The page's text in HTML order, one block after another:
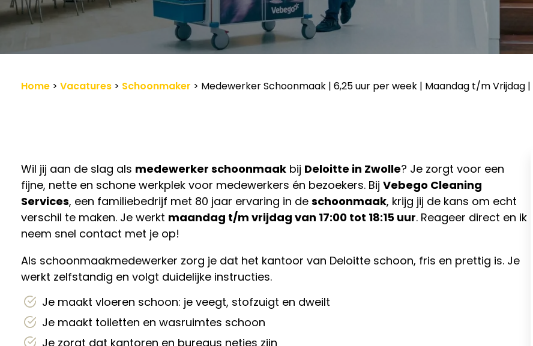
Home > Vacatures > Schoonmaker > Medewerker Schoonmaak | 6,25 uur per week | Maandag t/m Vrijdag
Wil jij aan de slag als medewerker schoonmaak bij Deloitte in Zwolle? Je zorgt voor een
fijne, nette en schone werkplek voor medewerkers én bezoekers. Bij Vebego Cleaning
Services, een familiebedrijf met 80 jaar ervaring in de schoonmaak, krijg jij de kans om echt
verschil te maken. Je werkt maandag t/m vrijdag van 17:00 tot 18:15 uur. Reageer direct en ik
neem snel contact met je op!
Als schoonmaakmedewerker zorg je dat het kantoor van Deloitte schoon, fris en prettig is. Je
werkt zelfstandig en volgt duidelijke instructies.
Je maakt vloeren schoon: je veegt, stofzuigt en dweilt
Je maakt toiletten en wasruimtes schoon
Je zorgt dat kantoren en bureaus netjes zijn
Werkgevers